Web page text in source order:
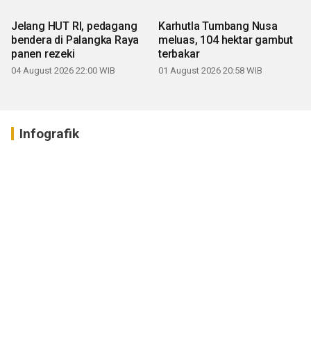
Jelang HUT RI, pedagang
bendera di Palangka Raya
panen rezeki
04 August 2026 22:00 WIB
Karhutla Tumbang Nusa
meluas, 104 hektar gambut
terbakar
01 August 2026 20:58 WIB
Infografik